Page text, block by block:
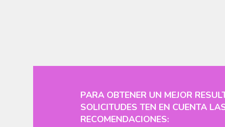
PARA OBTENER UN MEJOR
SOLICITUDES TEN EN CUENTA
RECOMENDACIONES: